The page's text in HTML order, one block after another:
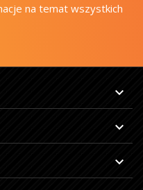
na temat wszystkich


